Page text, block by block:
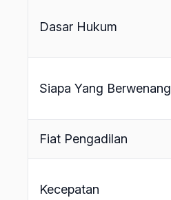
Dasar Hukum
Siapa Yang Berwenang
Fiat Pengadilan
Kecepatan